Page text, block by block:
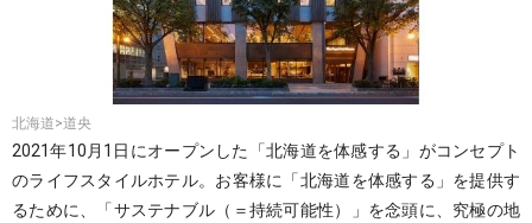
北海道>道央
2021年10月1日にオープンした「北海道を体感する」がコンセプト
のライフスタイルホテル。お客様に「北海道を体感する」を提供す
るために、「サステナブル（＝持続可能性）」を念頭に、究極の地